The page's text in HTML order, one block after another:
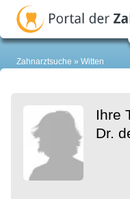
Zahnarztsuche Witten
Ihre
Dr.